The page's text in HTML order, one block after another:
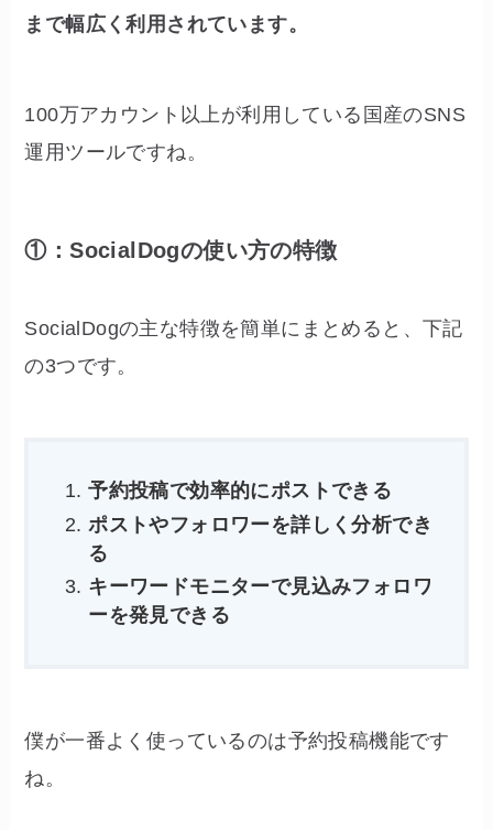
まで幅広く利用されています。
100万アカウント以上が利用している国産のSNS
運用ツールですね。
①：SocialDogの使い方の特徴
SocialDogの主な特徴を簡単にまとめると、下記
の3つです。
予約投稿で効率的にポストできる
ポストやフォロワーを詳しく分析でき
る
キーワードモニターで見込みフォロワ
ーを発見できる
僕が一番よく使っているのは予約投稿機能です
ね。